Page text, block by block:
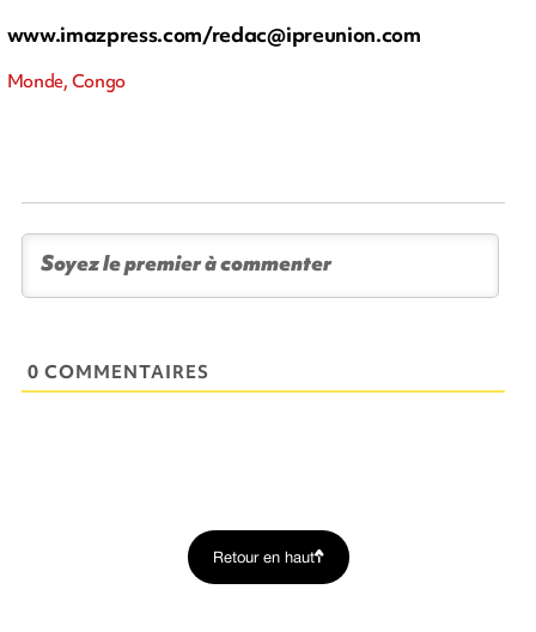
www.imazpress.com/redac@ipreunion.com
Monde, Congo
0 COMMENTAIRES
Retour en haut